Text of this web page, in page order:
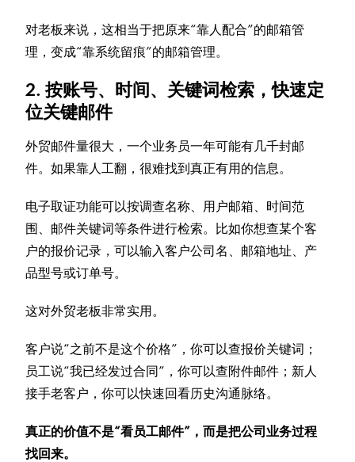
对老板来说，这相当于把原来“靠人配合”的邮箱管
理，变成“靠系统留痕”的邮箱管理。
2. 按账号、时间、关键词检索，快速定
位关键邮件
外贸邮件量很大，一个业务员一年可能有几千封邮
件。如果靠人工翻，很难找到真正有用的信息。
电子取证功能可以按调查名称、用户邮箱、时间范
围、邮件关键词等条件进行检索。比如你想查某个客
户的报价记录，可以输入客户公司名、邮箱地址、产
品型号或订单号。
这对外贸老板非常实用。
客户说“之前不是这个价格”，你可以查报价关键词；
员工说“我已经发过合同”，你可以查附件邮件；新人
接手老客户，你可以快速回看历史沟通脉络。
真正的价值不是“看员工邮件”，而是把公司业务过程
找回来。